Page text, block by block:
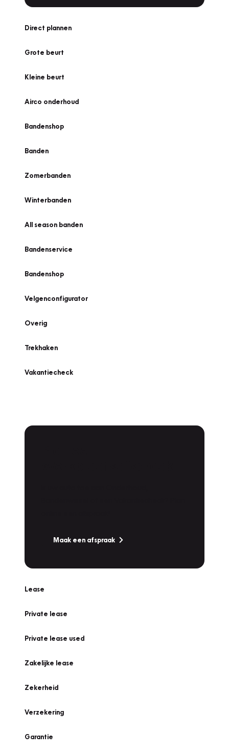
Direct plannen
Grote beurt
Kleine beurt
Airco onderhoud
Bandenshop
Banden
Zomerbanden
Winterbanden
All season banden
Bandenservice
Bandenshop
Velgenconfigurator
Overig
Trekhaken
Vakantiecheck
Maak een afspraak
Lease
Private lease
Private lease used
Zakelijke lease
Zekerheid
Verzekering
Garantie